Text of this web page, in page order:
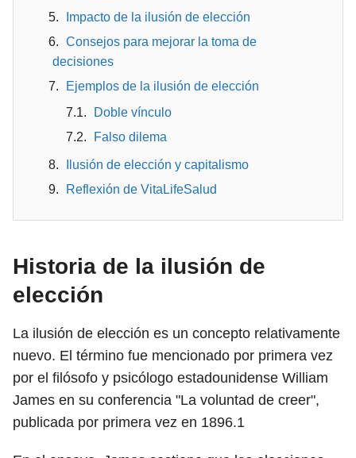
Impacto de la ilusión de elección
Consejos para mejorar la toma de
decisiones
Ejemplos de la ilusión de elección
Doble vínculo
Falso dilema
Ilusión de elección y capitalismo
Reflexión de VitaLifeSalud
Historia de la ilusión de
elección
La ilusión de elección es un concepto relativamente
nuevo. El término fue mencionado por primera vez
por el filósofo y psicólogo estadounidense William
James en su conferencia "La voluntad de creer",
publicada por primera vez en 1896.1